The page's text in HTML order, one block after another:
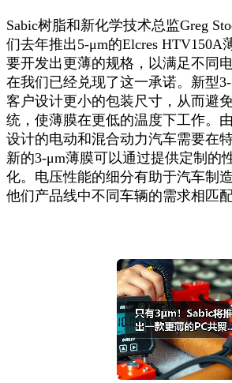
Sabic树脂和新化学技术总监Greg
们去年推出5-μm的Elcres HTV150A
要开发出更薄的规格，以满足不同
在我们已经兑现了这一承诺。新型
客户设计更小的包装尺寸，从而避
统，使薄膜在更低的温度下工作。
设计的电动和混合动力汽车需要在
新的3-μm薄膜可以通过提供定制的
化。电压性能的细分有助于汽车制
他们产品线中不同车辆的需求相匹